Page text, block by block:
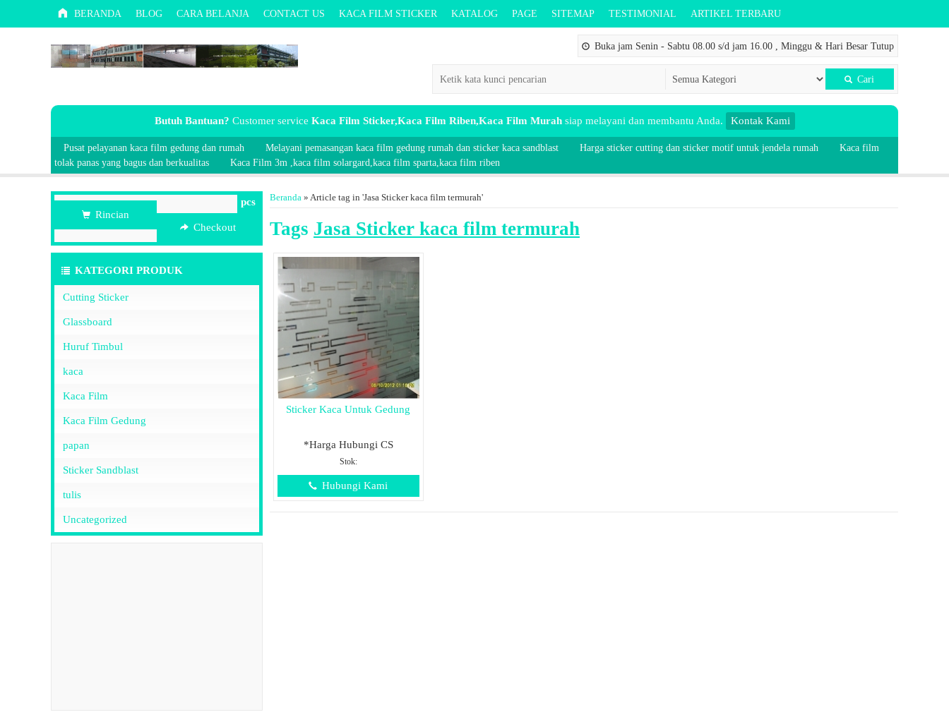
BERANDA BLOG CARA BELANJA CONTACT US KACA FILM STICKER KATALOG PAGE SITEMAP TESTIMONIAL ARTIKEL TERBARU
Buka jam Senin - Sabtu 08.00 s/d jam 16.00 , Minggu & Hari Besar Tutup
Cari
Butuh Bantuan? Customer service Kaca Film Sticker,Kaca Film Riben,Kaca Film Murahsiap melayani dan membantu Anda. Kontak Kami
Pusat pelayanan kaca film gedung dan rumah Melayani pemasangan kaca film gedung rumah dan sticker kaca sandblast Harga sticker cutting dan sticker motif untuk jendela rumah
Kaca film
tolak panas yang bagus dan berkualitas
Kaca Film 3m ,kaca film solargard,kaca film sparta,kaca film riben
Beranda » Article tag in 'Jasa Sticker kaca film termurah'
Tags Jasa Sticker kaca film termurah
Sticker Kaca Untuk Gedung
*Harga Hubungi CS
Stok:
Hubungi Kami
pcs
Rincian
Checkout
KATEGORI PRODUK
Cutting Sticker
Glassboard
Huruf Timbul
kaca
Kaca Film
Kaca Film Gedung
papan
Sticker Sandblast
tulis
Uncategorized